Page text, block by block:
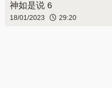
神如是说 6
18/01/2023 29:20